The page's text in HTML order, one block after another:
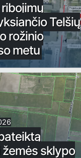
Telšių
rožinio
metu
sklypo